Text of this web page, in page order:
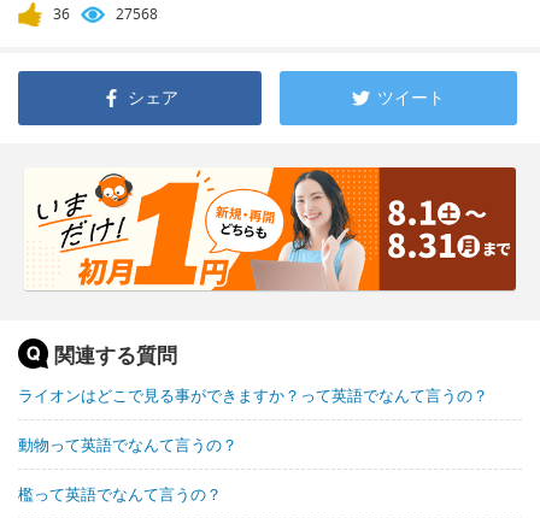
36 27568
シェア ツイート
関連する質問
ライオンはどこで見る事ができますか？って英語でなんて言うの？
動物って英語でなんて言うの？
檻って英語でなんて言うの？